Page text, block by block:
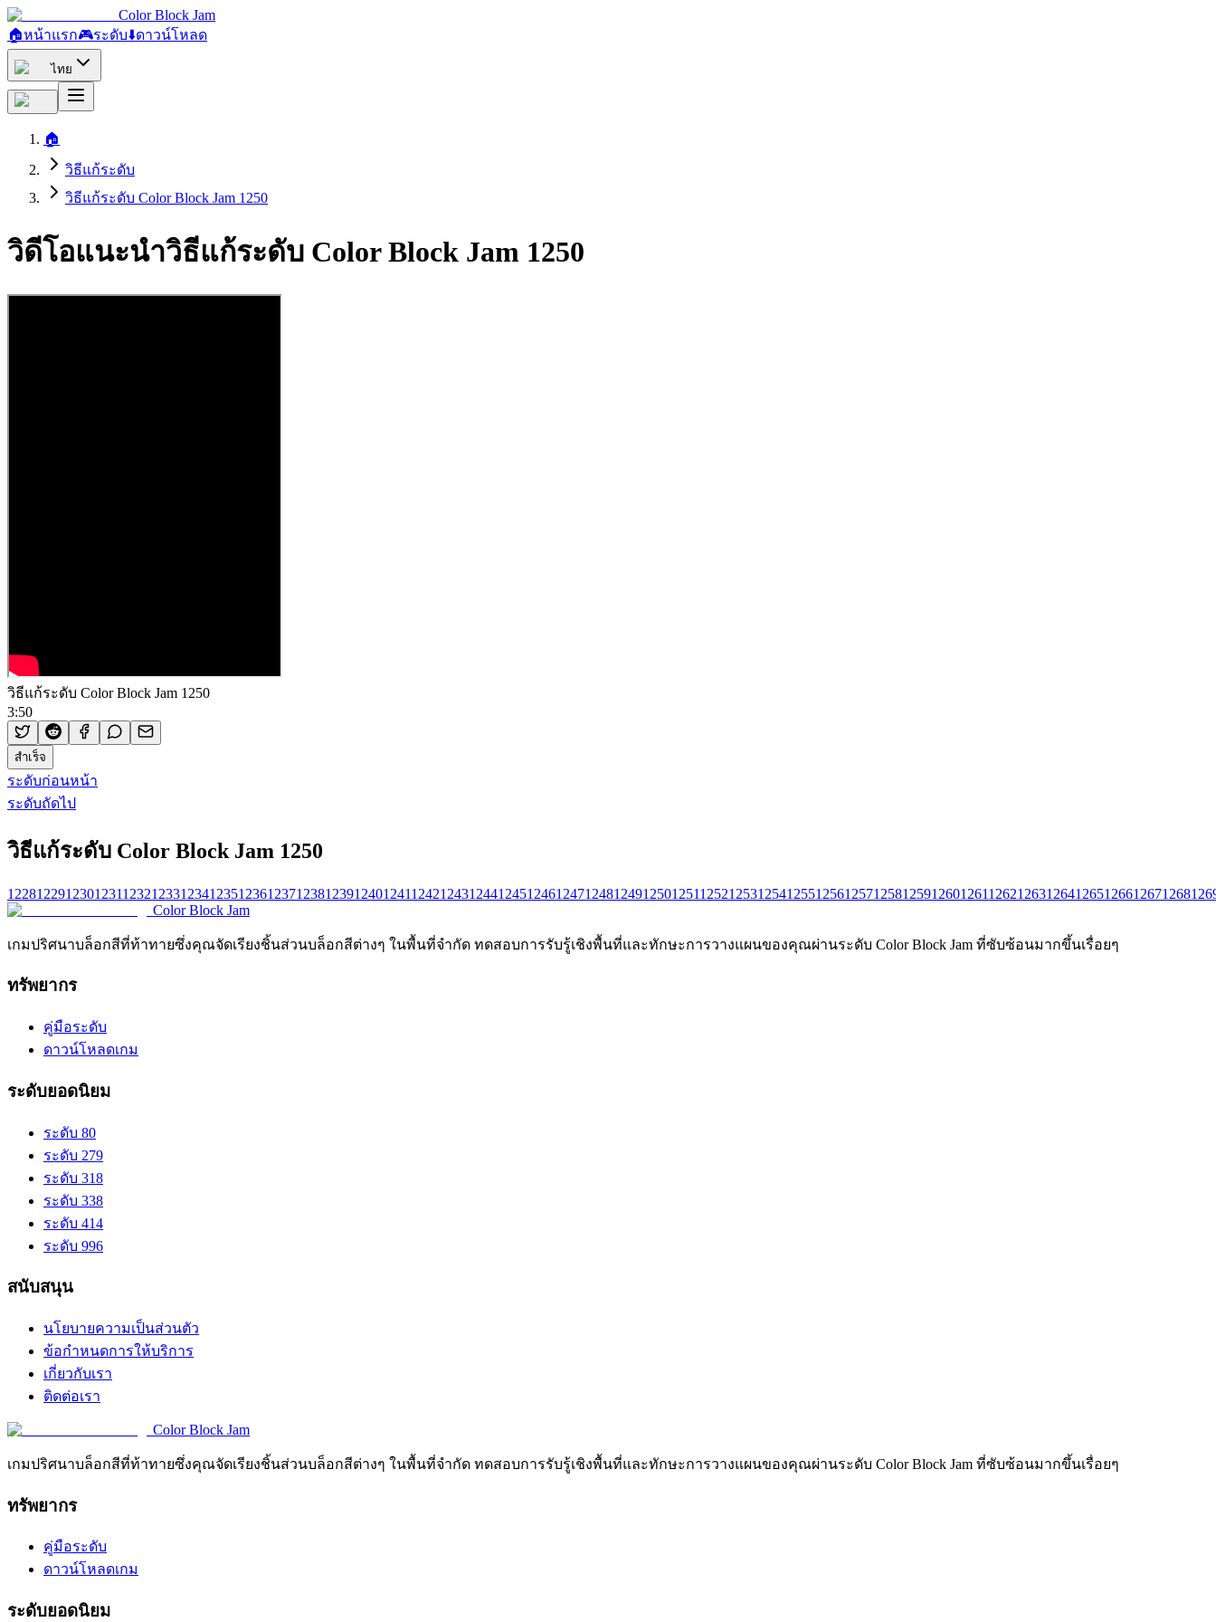
Color Block Jam
🏠หน้าแรก🎮ระดับ⬇️ดาวน์โหลด
ไทย
🏠
วิธีแก้ระดับ
วิธีแก้ระดับ Color Block Jam 1250
วิดีโอแนะนำวิธีแก้ระดับ Color Block Jam 1250
วิธีแก้ระดับ Color Block Jam 1250
3:50
สำเร็จ
ระดับก่อนหน้า
ระดับถัดไป
วิธีแก้ระดับ Color Block Jam 1250
12281229123012311232123312341235123612371238123912401241124212431244124512461247124812491250125112521253125412551256125712581259126012611262126312641265126612671268
Color Block Jam
เกมปริศนาบล็อกสีที่ท้าทายซึ่งคุณจัดเรียงชิ้นส่วนบล็อกสีต่างๆ ในพื้นที่จำกัด ทดสอบการรับรู้เชิงพื้นที่และทักษะการวางแผนของคุณผ่านระดับ Color Block Jam ที่ซับซ้อนมากขึ้นเรื่อยๆ
ทรัพยากร
คู่มือระดับ
ดาวน์โหลดเกม
ระดับยอดนิยม
ระดับ 80
ระดับ 279
ระดับ 318
ระดับ 338
ระดับ 414
ระดับ 996
สนับสนุน
นโยบายความเป็นส่วนตัว
ข้อกำหนดการให้บริการ
เกี่ยวกับเรา
ติดต่อเรา
Color Block Jam
เกมปริศนาบล็อกสีที่ท้าทายซึ่งคุณจัดเรียงชิ้นส่วนบล็อกสีต่างๆ ในพื้นที่จำกัด ทดสอบการรับรู้เชิงพื้นที่และทักษะการวางแผนของคุณผ่านระดับ Color Block Jam ที่ซับซ้อนมากขึ้นเรื่อยๆ
ทรัพยากร
คู่มือระดับ
ดาวน์โหลดเกม
ระดับยอดนิยม